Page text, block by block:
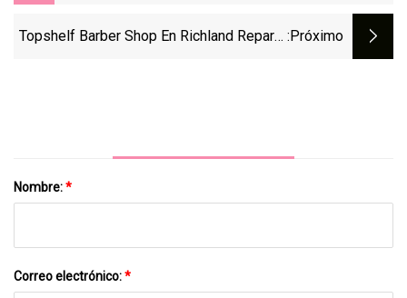
Topshelf Barber Shop En Richland Reparte :próximo
Nombre:*
Correo electrónico:*